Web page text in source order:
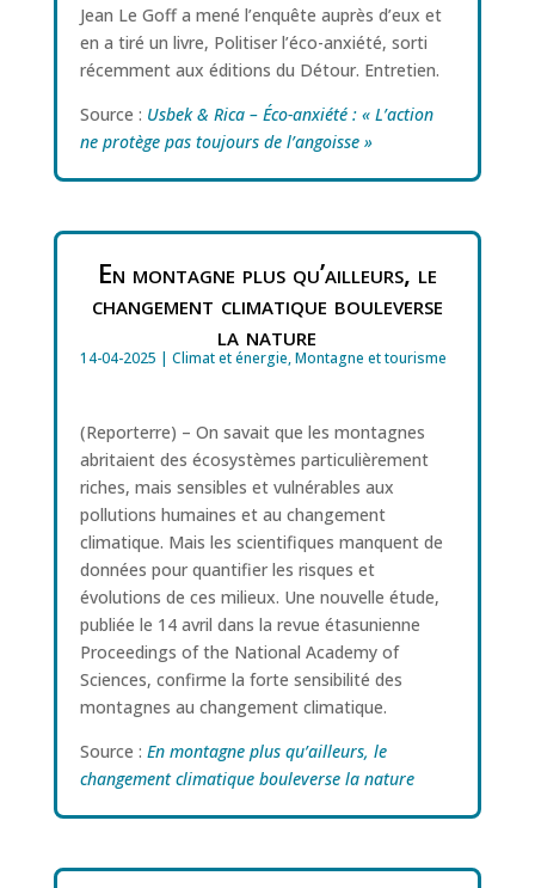
Jean Le Goff a mené l’enquête auprès d’eux et
en a tiré un livre, Politiser l’éco-anxiété, sorti
récemment aux éditions du Détour. Entretien.
Source : Usbek & Rica – Éco-anxiété : « L’action
ne protège pas toujours de l’angoisse »
En montagne plus qu’ailleurs, le
changement climatique bouleverse
la nature
14-04-2025 | Climat et énergie,Montagne et tourisme
(Reporterre) – On savait que les montagnes
abritaient des écosystèmes particulièrement
riches, mais sensibles et vulnérables aux
pollutions humaines et au changement
climatique. Mais les scientifiques manquent de
données pour quantifier les risques et
évolutions de ces milieux. Une nouvelle étude,
publiée le 14 avril dans la revue étasunienne
Proceedings of the National Academy of
Sciences, confirme la forte sensibilité des
montagnes au changement climatique.
Source : En montagne plus qu’ailleurs, le
changement climatique bouleverse la nature